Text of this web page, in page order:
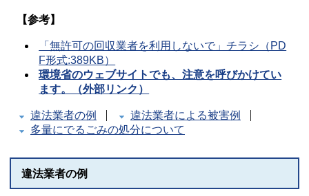
【参考】
「無許可の回収業者を利用しないで」チラシ（PD
F形式:389KB）
環境省のウェブサイトでも、注意を呼びかけてい
ます。（外部リンク）
違法業者の例
違法業者による被害例
多量にでるごみの処分について
違法業者の例